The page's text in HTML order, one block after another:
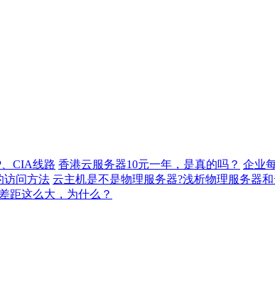
CIA线路 香港云服务器10元一年，是真的吗？ 企业
访问方法 云主机是不是物理服务器?浅析物理服务器
距这么大，为什么？